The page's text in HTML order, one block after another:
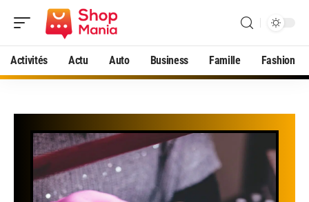
Activités Actu Auto Business Famille Fashion